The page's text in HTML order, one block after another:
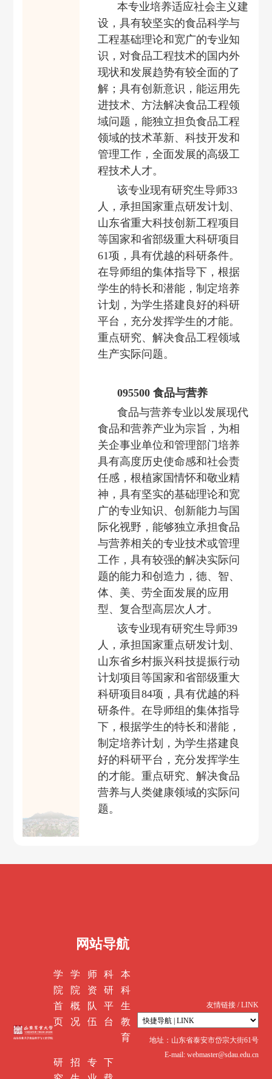
本专业培养适应社会主义建
设，具有较坚实的食品科学与
工程基础理论和宽广的专业知
识，对食品工程技术的国内外
现状和发展趋势有较全面的了
解；具有创新意识，能运用先
进技术、方法解决食品工程领
域问题，能独立担负食品工程
领域的技术革新、科技开发和
管理工作，全面发展的高级工
程技术人才。
该专业现有研究生导师33
人，承担国家重点研发计划、
山东省重大科技创新工程项目
等国家和省部级重大科研项目
61项，具有优越的科研条件。
在导师组的集体指导下，根据
学生的特长和潜能，制定培养
计划，为学生搭建良好的科研
平台，充分发挥学生的才能。
重点研究、解决食品工程领域
生产实际问题。
095500 食品与营养
食品与营养专业以发展现代
食品和营养产业为宗旨，为相
关企事业单位和管理部门培养
具有高度历史使命感和社会责
任感，根植家国情怀和敬业精
神，具有坚实的基础理论和宽
广的专业知识、创新能力与国
际化视野，能够独立承担食品
与营养相关的专业技术或管理
工作，具有较强的解决实际问
题的能力和创造力，德、智、
体、美、劳全面发展的应用
型、复合型高层次人才。
该专业现有研究生导师39
人，承担 国家重点研发计划、
山东省乡村振兴科技提振行动
计划项目等国家和省部级重大
科研项目84项，具有优越的科
研条件。在导师组的集体指导
下，根据学生的特长和潜能，
制定培养计划，为学生搭建良
好的科研平台，充分发挥学生
的才能。重点研究、解决食品
营养与人类健康领域的实际问
题。
网站导航
学
院
首
页
学
院
概
况
师
资
队
伍
科
研
平
台
本
科
生
教
育
研
招
专
下
友情链接 / LINK
地址：山东省泰安市岱宗大街61号
E-mail: webmaster@sdau.edu.cn